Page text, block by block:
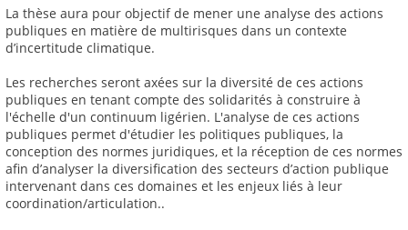
La thèse aura pour objectif de mener une analyse des actions
publiques en matière de multirisques dans un contexte
d’incertitude climatique.
Les recherches seront axées sur la diversité de ces actions
publiques en tenant compte des solidarités à construire à
l'échelle d'un continuum ligérien. L'analyse de ces actions
publiques permet d'étudier les politiques publiques, la
conception des normes juridiques, et la réception de ces normes
afin d’analyser la diversification des secteurs d’action publique
intervenant dans ces domaines et les enjeux liés à leur
coordination/articulation..